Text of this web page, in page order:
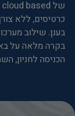
כרטיסים, ללא
בענן. שילוב
בקרה מלאה על
הכניסה לחניון,